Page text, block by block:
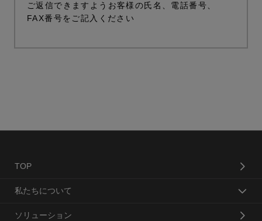
ご返信できますようお客様の氏名、電話番号、
FAX番号をご記入ください
TOP
私たちについて
ソリューション